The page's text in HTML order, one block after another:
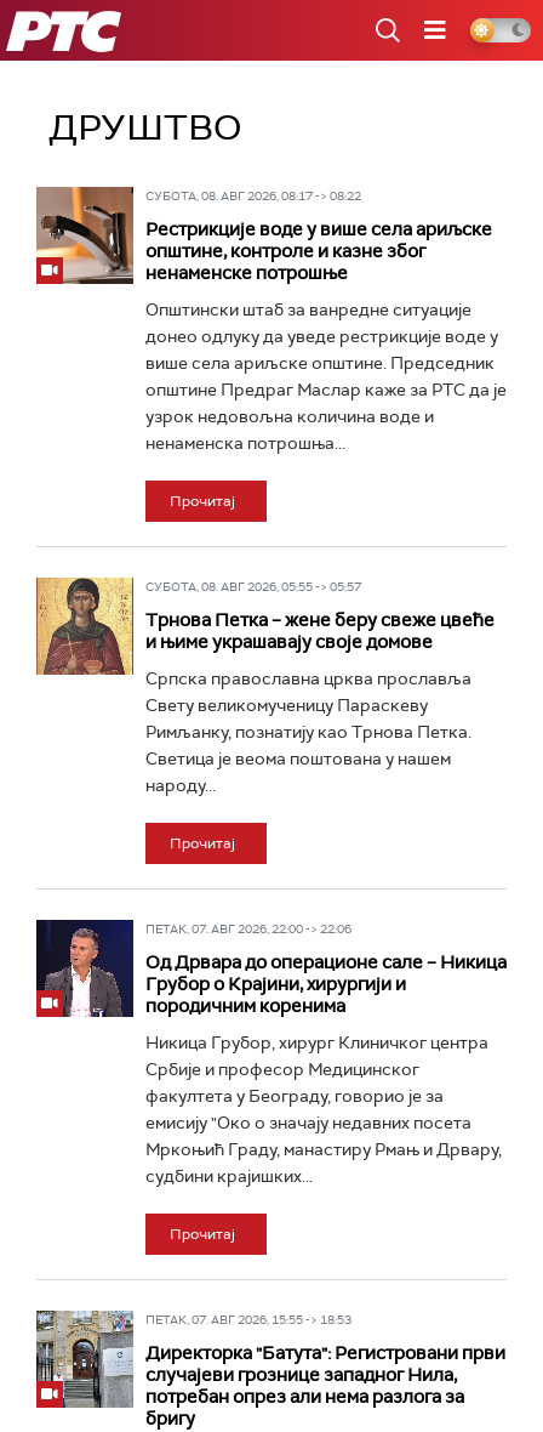
РТС
ДРУШТВО
СУБОТА, 08. АВГ 2026, 08:17 -> 08:22
Рестрикције воде у више села ариљске
општине, контроле и казне због
ненаменске потрошње
Општински штаб за ванредне ситуације
донео одлуку да уведе рестрикције воде у
више села ариљске општине. Председник
општине Предраг Маслар каже за РТС да је
узрок недовољна количина воде и
ненаменска потрошња...
Прочитај
СУБОТА, 08. АВГ 2026, 05:55 -> 05:57
Трнова Петка – жене беру свеже цвеће
и њиме украшавају своје домове
Српска православна црква прославља
Свету великомученицу Параскеву
Римљанку, познатију као Трнова Петка.
Светица је веома поштована у нашем
народу...
Прочитај
ПЕТАК, 07. АВГ 2026, 22:00 -> 22:06
Од Дрвара до операционе сале – Никица
Грубор о Крајини, хирургији и
породичним коренима
Никица Грубор, хирург Клиничког центра
Србије и професор Медицинског
факултета у Београду, говорио је за
емисију "Око о значају недавних посета
Мркоњић Граду, манастиру Рмањ и Дрвару,
судбини крајишких...
Прочитај
ПЕТАК, 07. АВГ 2026, 15:55 -> 18:53
Директорка "Батута": Регистровани први
случајеви грознице западног Нила,
потребан опрез али нема разлога за
бригу